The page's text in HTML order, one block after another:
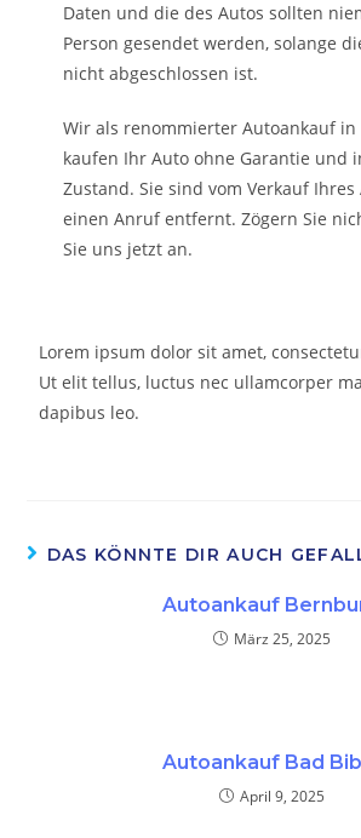
Daten und die des Autos sollten
Person gesendet werden, solange
nicht abgeschlossen ist.
Wir als renommierter Autoankauf in
kaufen Ihr Auto ohne Garantie und
Zustand. Sie sind vom Verkauf
einen Anruf entfernt. Zögern Sie
Sie uns jetzt an.
Lorem ipsum dolor sit amet,
Ut elit tellus, luctus nec ullamcorper
dapibus leo.
DAS KÖNNTE DIR AUCH
Autoankauf
März 25, 2025
Autoankauf Bad
April 9, 2025